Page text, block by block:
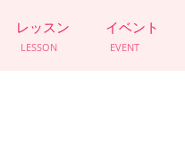
レッスン
LESSON
イベント
EVENT